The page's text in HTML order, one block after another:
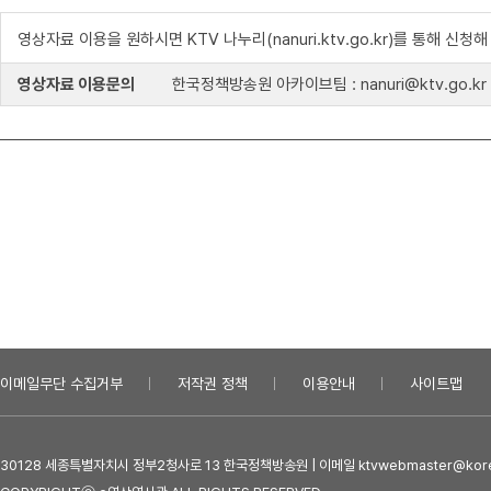
영상자료 이용을 원하시면 KTV 나누리(nanuri.ktv.go.kr)를 통해 신청해
영상자료 이용문의 한국정책방송원 아카이브팀 : nanuri@ktv.go.kr
이메일무단 수집거부 저작권 정책 이용안내 사이트맵
30128 세종특별자치시 정부2청사로 13 한국정책방송원 | 이메일